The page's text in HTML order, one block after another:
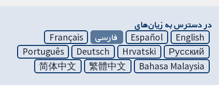
در دسترس به زیان‌های
English
Español فارسی
Français
Русский
Hrvatski
Deutsch
Português
Bahasa Malaysia
繁體中文
简体中文